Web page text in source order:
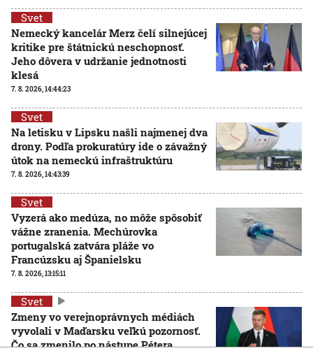
Svet
Nemecký kancelár Merz čelí silnejúcej
kritike pre štátnickú neschopnosť.
Jeho dôvera v udržanie jednotnosti
klesá
7. 8. 2026, 14:44:23
Svet
Na letisku v Lipsku našli najmenej dva
drony. Podľa prokuratúry ide o závažný
útok na nemeckú infraštruktúru
7. 8. 2026, 14:43:39
Svet
Vyzerá ako medúza, no môže spôsobiť
vážne zranenia. Mechúrovka
portugalská zatvára pláže vo
Francúzsku aj Španielsku
7. 8. 2026, 13:15:11
Svet
Zmeny vo verejnoprávnych médiách
vyvolali v Maďarsku veľkú pozornosť.
Čo sa zmenilo po nástupe Pétera